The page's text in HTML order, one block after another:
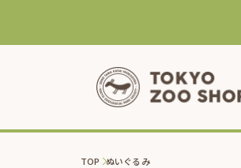
TOP ぬいぐるみ